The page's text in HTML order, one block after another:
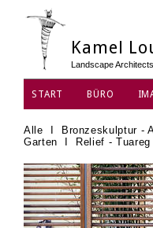
Kamel
Landscape
START BÜRO
Alle Bronzeskulptur -
Garten
Relief - Tuareg